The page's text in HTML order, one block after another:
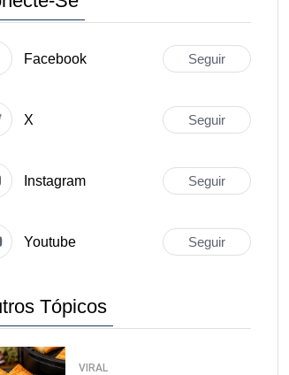
Facebook Seguir
X Seguir
Instagram Seguir
Youtube Seguir
Tópicos
VIRAL